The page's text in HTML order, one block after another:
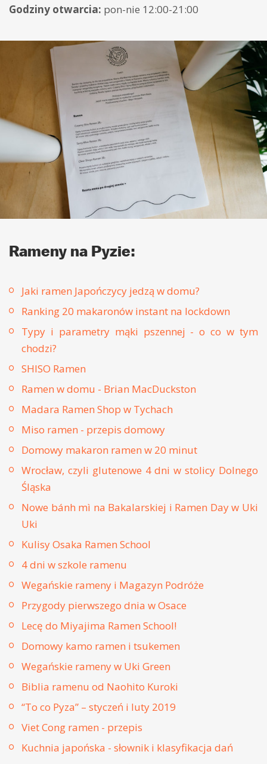
Godziny otwarcia: pon-nie 12:00-21:00
Rameny na Pyzie:
Jaki ramen Japończycy jedzą w domu?
Ranking 20 makaronów instant na lockdown
Typy i parametry mąki pszennej - o co w tym
chodzi?
SHISO Ramen
Ramen w domu - Brian MacDuckston
Madara Ramen Shop w Tychach
Miso ramen - przepis domowy
Domowy makaron ramen w 20 minut
Wrocław, czyli glutenowe 4 dni w stolicy Dolnego
Śląska
Nowe bánh mì na Bakalarskiej i Ramen Day w Uki
Uki
Kulisy Osaka Ramen School
4 dni w szkole ramenu
Wegańskie rameny i Magazyn Podróże
Przygody pierwszego dnia w Osace
Lecę do Miyajima Ramen School!
Domowy kamo ramen i tsukemen
Wegańskie rameny w Uki Green
Biblia ramenu od Naohito Kuroki
“To co Pyza” – styczeń i luty 2019
Viet Cong ramen - przepis
Kuchnia japońska - słownik i klasyfikacja dań